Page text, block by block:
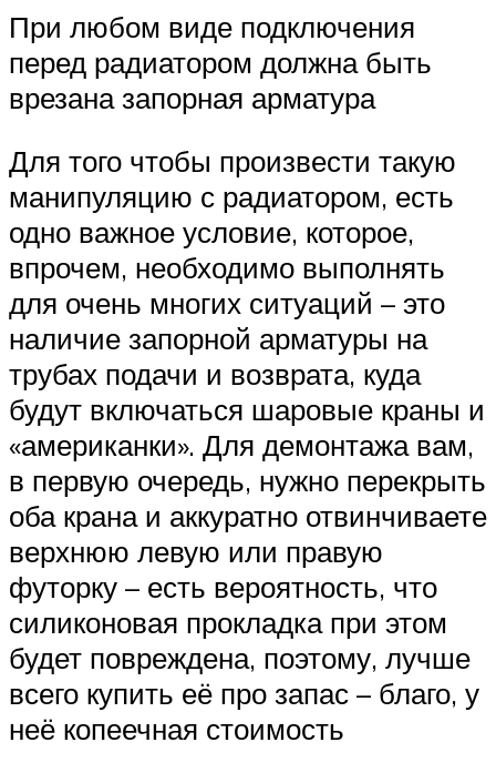
При любом виде подключения
перед радиатором должна быть
врезана запорная арматура
Для того чтобы произвести такую
манипуляцию с радиатором, есть
одно важное условие, которое,
впрочем, необходимо выполнять
для очень многих ситуаций – это
наличие запорной арматуры на
трубах подачи и возврата, куда
будут включаться шаровые краны и
«американки». Для демонтажа вам,
в первую очередь, нужно перекрыть
оба крана и аккуратно отвинчиваете
верхнюю левую или правую
футорку – есть вероятность, что
силиконовая прокладка при этом
будет повреждена, поэтому, лучше
всего купить её про запас – благо, у
неё копеечная стоимость